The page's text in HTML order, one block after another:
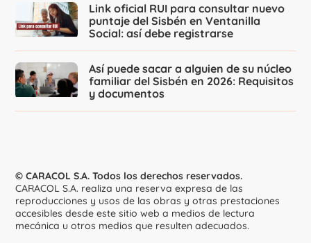
Link oficial RUI para consultar nuevo
puntaje del Sisbén en Ventanilla
Social: así debe registrarse
Así puede sacar a alguien de su núcleo
familiar del Sisbén en 2026: Requisitos
y documentos
© CARACOL S.A. Todos los derechos reservados.
CARACOL S.A. realiza una reserva expresa de las
reproducciones y usos de las obras y otras prestaciones
accesibles desde este sitio web a medios de lectura
mecánica u otros medios que resulten adecuados.